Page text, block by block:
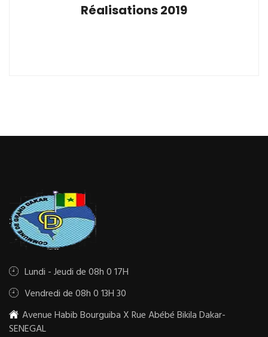
Réalisations 2019
Lundi - Jeudi de 08h 0 17H
Vendredi de 08h 0 13H 30
Avenue Habib Bourguiba X Rue Abébé Bikila Dakar-
SENEGAL